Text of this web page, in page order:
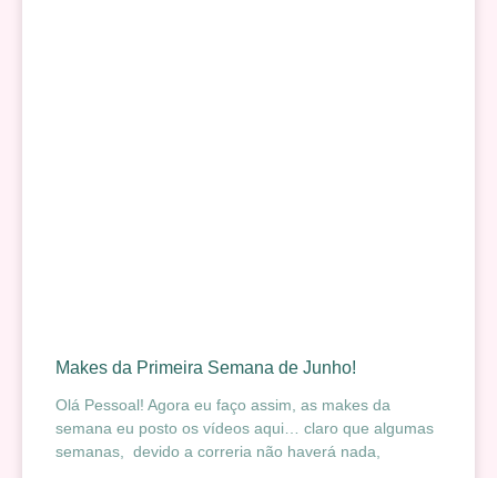
Makes da Primeira Semana de Junho!
Olá Pessoal! Agora eu faço assim, as makes da
semana eu posto os vídeos aqui… claro que algumas
semanas, devido a correria não haverá nada,